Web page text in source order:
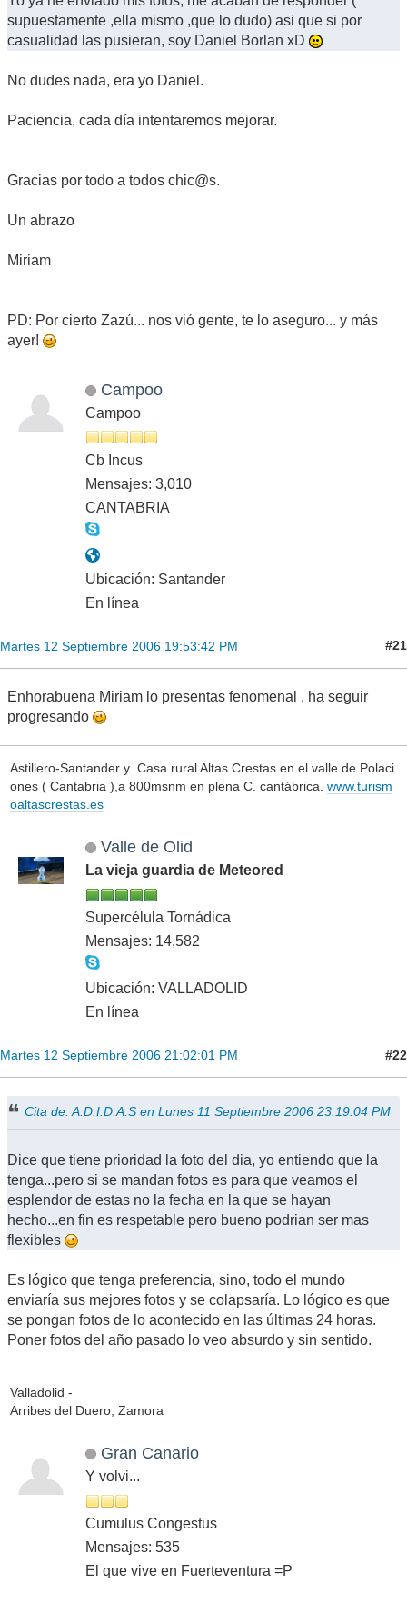
supuestamente ,ella mismo ,que lo dudo) asi que si por
casualidad las pusieran, soy Daniel Borlan xD
No dudes nada, era yo Daniel.
Paciencia, cada día intentaremos mejorar.
Gracias por todo a todos chic@s.
Un abrazo
Miriam
PD: Por cierto Zazú... nos vió gente, te lo aseguro... y más
ayer!
Campoo
Campoo
Cb Incus
Mensajes: 3,010
CANTABRIA
Ubicación: Santander
En línea
Martes 12 Septiembre 2006 19:53:42 PM #21
Enhorabuena Miriam lo presentas fenomenal , ha seguir
progresando
Astillero-Santander y Casa rural Altas Crestas en el valle de Polaci
ones ( Cantabria ),a 800msnm en plena C. cantábrica. www.turism
oaltascrestas.es
Valle de Olid
La vieja guardia de Meteored
Supercélula Tornádica
Mensajes: 14,582
Ubicación: VALLADOLID
En línea
Martes 12 Septiembre 2006 21:02:01 PM #22
Cita de: A.D.I.D.A.S en Lunes 11 Septiembre 2006 23:19:04 PM
Dice que tiene prioridad la foto del dia, yo entiendo que la
tenga...pero si se mandan fotos es para que veamos el
esplendor de estas no la fecha en la que se hayan
hecho...en fin es respetable pero bueno podrian ser mas
flexibles
Es lógico que tenga preferencia, sino, todo el mundo
enviaría sus mejores fotos y se colapsaría. Lo lógico es que
se pongan fotos de lo acontecido en las últimas 24 horas.
Poner fotos del año pasado lo veo absurdo y sin sentido.
Valladolid -
Arribes del Duero, Zamora
Gran Canario
Y volvi...
Cumulus Congestus
Mensajes: 535
El que vive en Fuerteventura =P